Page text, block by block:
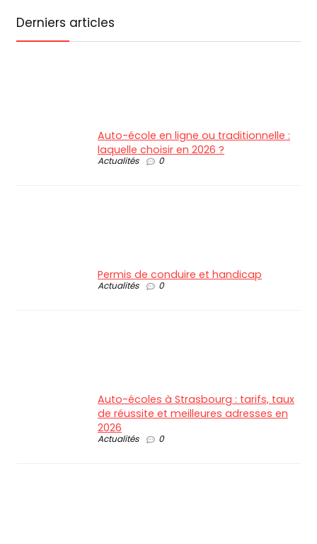
Derniers articles
Auto-école en ligne ou traditionnelle :
laquelle choisir en 2026 ?
Actualités 0
Permis de conduire et handicap
Actualités 0
Auto-écoles à Strasbourg : tarifs, taux
de réussite et meilleures adresses en
2026
Actualités 0